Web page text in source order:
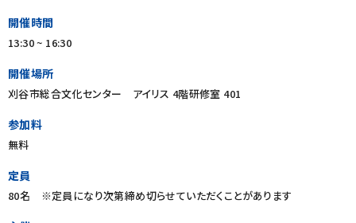
開催時間
13:30 ~ 16:30
開催場所
刈谷市総合文化センター アイリス 4階研修室 401
参加料
無料
定員
80名 ※定員になり次第締め切らせていただくことがあります